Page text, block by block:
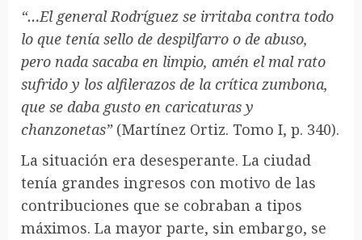
“…El general Rodríguez se irritaba contra todo
lo que tenía sello de despilfarro o de abuso,
pero nada sacaba en limpio, amén el mal rato
sufrido y los alfilerazos de la crítica zumbona,
que se daba gusto en caricaturas y
chanzonetas” (Martínez Ortiz. Tomo I, p. 340).
La situación era desesperante. La ciudad
tenía grandes ingresos con motivo de las
contribuciones que se cobraban a tipos
máximos. La mayor parte, sin embargo, se